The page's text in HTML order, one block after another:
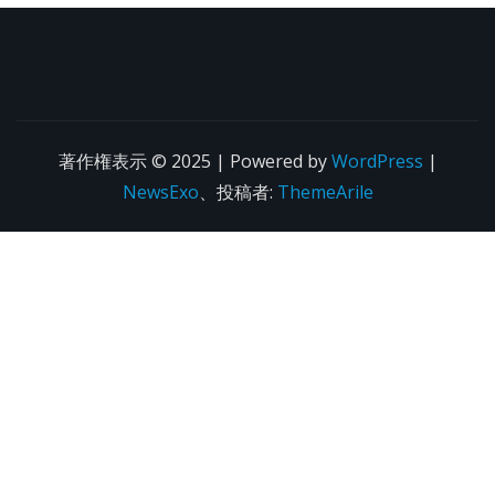
著作権表示 © 2025 | Powered byWordPress |
NewsExo、投稿者: ThemeArile